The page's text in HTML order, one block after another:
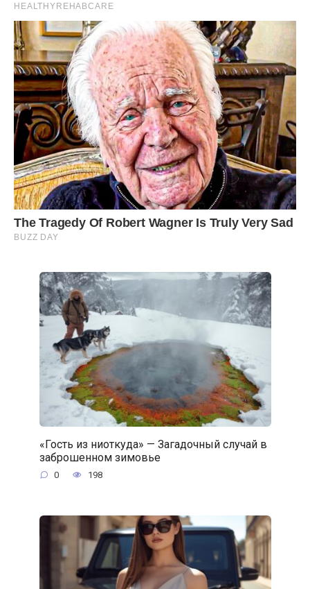
«Гость из ниоткуда» — Загадочный случай в
заброшенном зимовье
0 198